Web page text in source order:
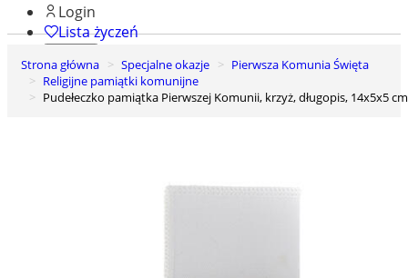
Login
Lista życzeń
0
Koszyk
Strona główna Specjalne okazje
Pierwsza Komunia Święta
Religijne pamiątki komunijne
Pudełeczko pamiątka Pierwszej Komunii, krzyż, długopis, 14x5x5 cm